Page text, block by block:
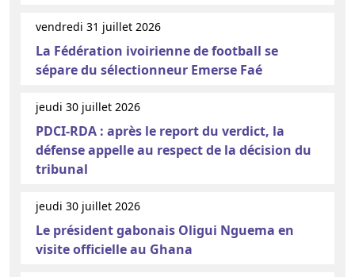
vendredi 31 juillet 2026
La Fédération ivoirienne de football se
sépare du sélectionneur Emerse Faé
jeudi 30 juillet 2026
PDCI-RDA : après le report du verdict, la
défense appelle au respect de la décision du
tribunal
jeudi 30 juillet 2026
Le président gabonais Oligui Nguema en
visite officielle au Ghana